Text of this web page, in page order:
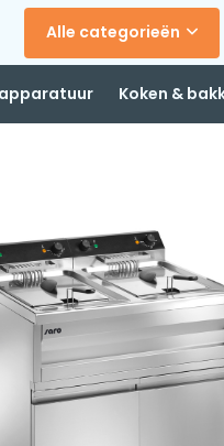
Alle categorieën
Koken &